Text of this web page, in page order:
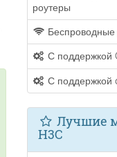
роутеры
С поддержкой
С поддержкой
Лучшие
H3C